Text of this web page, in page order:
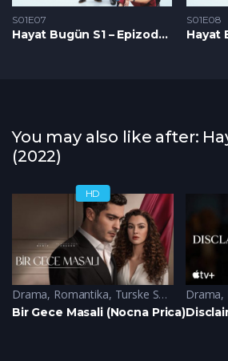
S01E07
Hayat Bugün S1 – Epizoda 07
S01E08
You may also like after:
(2022)
HD
Drama, Romantika, Turske Serije
Bir Gece Masali (Nocna Prica)
Drama,